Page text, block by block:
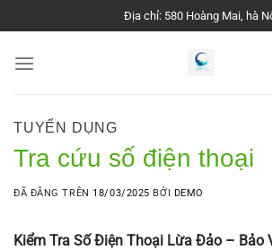
đến
nội
Địa chỉ: 580 Hoàng Mai, hà
TUYỂN DỤNG
Tra cứu số điện thoại
ĐÃ ĐĂNG TRÊN 18/03/2025 BỞI DEMO
Kiểm Tra Số Điện Thoại Lừa Đảo – Bảo